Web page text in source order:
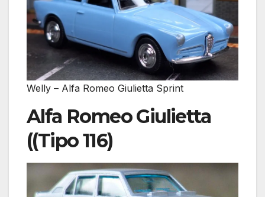
Welly – Alfa Romeo Giulietta Sprint
Alfa Romeo Giulietta
((Tipo 116)